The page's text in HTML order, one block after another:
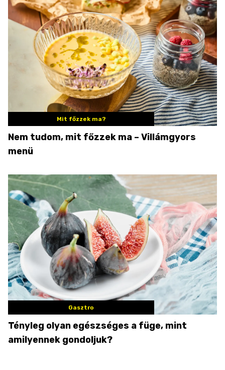
Mit főzzek ma?
Nem tudom, mit főzzek ma – Villámgyors
menü
Gasztro
Tényleg olyan egészséges a füge, mint
amilyennek gondoljuk?